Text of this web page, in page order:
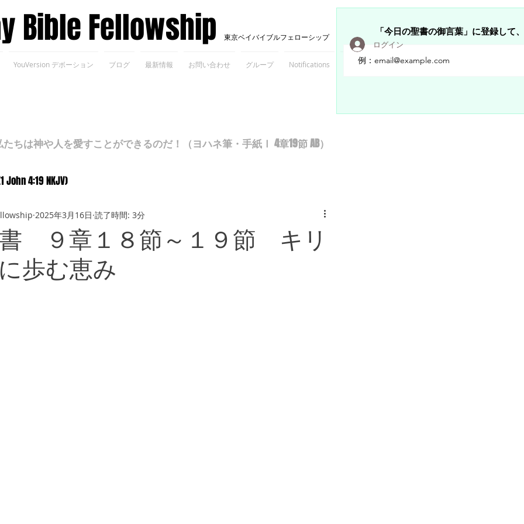
Bible Fellowship 東京ベイバイブルフェローシップ
YouVersion デボーション ブログ 最新情報 お問い合わせ グループ Notifications Members
「今日の聖書の御言葉」に登録して
ログイン
ちは神や人を愛すことができるのだ！（ヨハネ筆・手紙Ⅰ 4章19節 AB）
John 4:19 NKJV)
９章１８節～１９節 キリ
歩む恵み
2025年3月16日 読了時間: 3分